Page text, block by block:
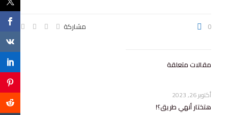
مشاركة 0
مقالات متعلقة
أكتوبر 26, 2023
هتختار أنهي طريق؟!